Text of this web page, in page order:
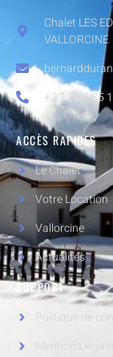
Chalet LES
VALLORCINE
+ 33 7 85 85
ACCÈS RAPIDES
Le Chalet
Votre Location
Vallorcine
Actualités
SUPPORT
Politique de